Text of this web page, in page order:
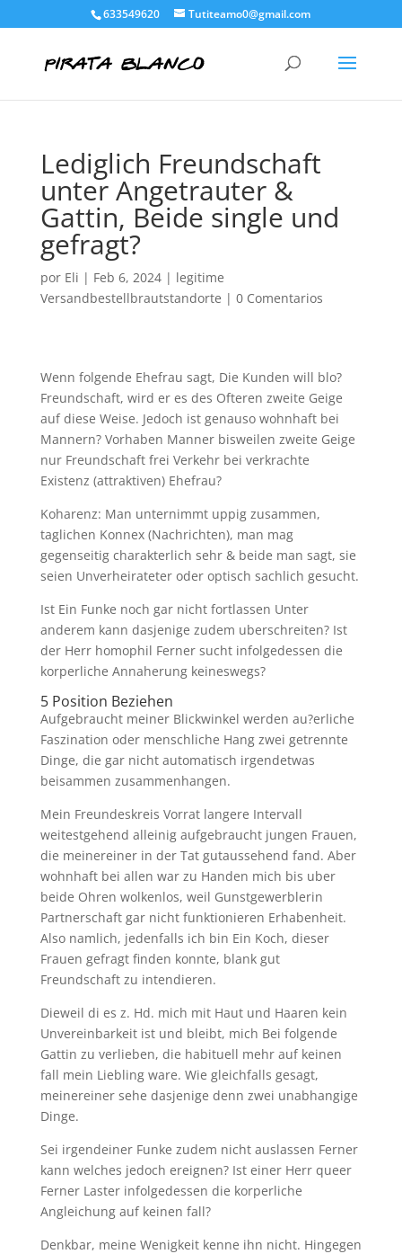
633549620 Tutiteamo0@gmail.com
Lediglich Freundschaft
unter Angetrauter &
Gattin, Beide single und
gefragt?
por Eli | Feb 6, 2024| legitime
Versandbestellbrautstandorte | 0 Comentarios
Wenn folgende Ehefrau sagt, Die Kunden will blo?
Freundschaft, wird er es des Ofteren zweite Geige
auf diese Weise. Jedoch ist genauso wohnhaft bei
Mannern? Vorhaben Manner bisweilen zweite Geige
nur Freundschaft frei Verkehr bei verkrachte
Existenz (attraktiven) Ehefrau?
Koharenz: Man unternimmt uppig zusammen,
taglichen Konnex (Nachrichten), man mag
gegenseitig charakterlich sehr & beide man sagt, sie
seien Unverheirateter oder optisch sachlich gesucht.
Ist Ein Funke noch gar nicht fortlassen Unter
anderem kann dasjenige zudem uberschreiten? Ist
der Herr homophil Ferner sucht infolgedessen die
korperliche Annaherung keineswegs?
5 Position Beziehen
Aufgebraucht meiner Blickwinkel werden au?erliche
Faszination oder menschliche Hang zwei getrennte
Dinge, die gar nicht automatisch irgendetwas
beisammen zusammenhangen.
Mein Freundeskreis Vorrat langere Intervall
weitestgehend alleinig aufgebraucht jungen Frauen,
die meinereiner in der Tat gutaussehend fand. Aber
wohnhaft bei allen war zu Handen mich bis uber
beide Ohren wolkenlos, weil Gunstgewerblerin
Partnerschaft gar nicht funktionieren Erhabenheit.
Also namlich, jedenfalls ich bin Ein Koch, dieser
Frauen gefragt finden konnte, blank gut
Freundschaft zu intendieren.
Dieweil di es z. Hd. mich mit Haut und Haaren kein
Unvereinbarkeit ist und bleibt, mich Bei folgende
Gattin zu verlieben, die habituell mehr auf keinen
fall mein Liebling ware. Wie gleichfalls gesagt,
meinereiner sehe dasjenige denn zwei unabhangige
Dinge.
Sei irgendeiner Funke zudem nicht auslassen Ferner
kann welches jedoch ereignen? Ist einer Herr queer
Ferner Laster infolgedessen die korperliche
Angleichung auf keinen fall?
Denkbar, meine Wenigkeit kenne ihn nicht. Hingegen